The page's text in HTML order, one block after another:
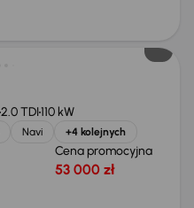
2.0 TDI110 kW
Navi +4 kolejnych
Cena promocyjna
53 000 zł